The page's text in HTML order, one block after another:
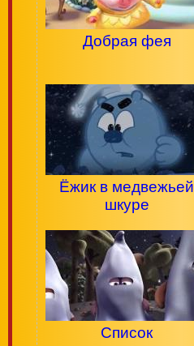
Добрая фея
Ёжик в медвежьей
шкуре
Список